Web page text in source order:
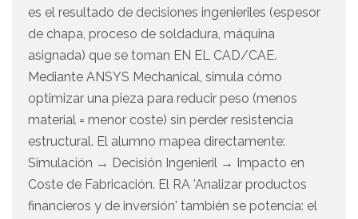
es el resultado de decisiones ingenieriles (espesor
de chapa, proceso de soldadura, máquina
asignada) que se toman EN EL CAD/CAE.
Mediante ANSYS Mechanical, simula cómo
optimizar una pieza para reducir peso (menos
material = menor coste) sin perder resistencia
estructural. El alumno mapea directamente:
Simulación → Decisión Ingenieril → Impacto en
Coste de Fabricación. El RA 'Analizar productos
financieros y de inversión' también se potencia: el